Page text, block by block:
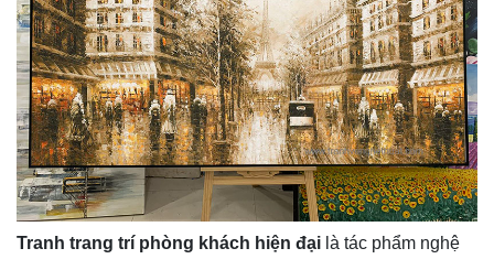
Tranh trang trí phòng khách hiện đại là tác phẩm nghệ